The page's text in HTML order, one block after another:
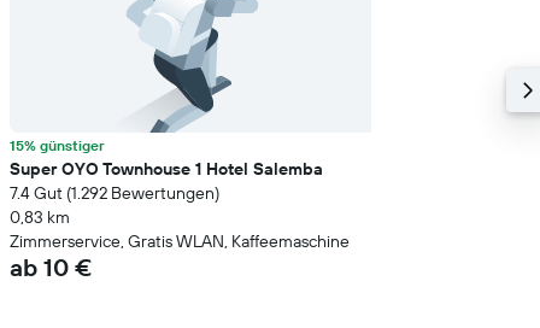
15% günstiger
Super OYO Townhouse 1 Hotel Salemba
7.4 Gut (1.292 Bewertungen)
0,83 km
Zimmerservice, Gratis WLAN, Kaffeemaschine
ab 10 €